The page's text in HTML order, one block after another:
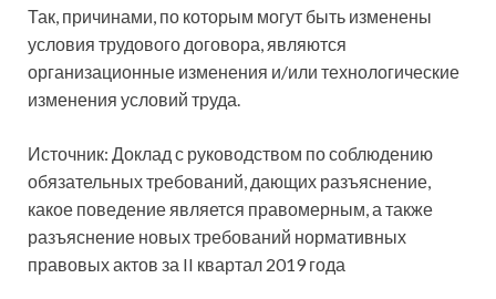
Так, причинами, по которым могут быть изменены
условия трудового договора, являются
организационные изменения и/или технологические
изменения условий труда.
Источник: Доклад с руководством по соблюдению
обязательных требований, дающих разъяснение,
какое поведение является правомерным, а также
разъяснение новых требований нормативных
правовых актов за II квартал 2019 года